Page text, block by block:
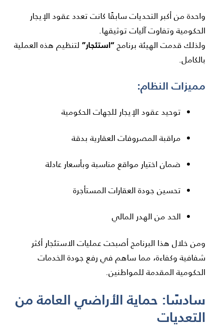
واحدة من أكبر التحديات سابقًا كانت تعدد عقود الإيجار
الحكومية وتفاوت آليات توثيقها.
ولذلك قدمت الهيئة برنامج“استئجار” لتنظيم هذه العملية
بالكامل.
مميزات النظام:
توحيد عقود الإيجار للجهات الحكومية
مراقبة المصروفات العقارية بدقة
ضمان اختيار مواقع مناسبة وبأسعار عادلة
تحسين جودة العقارات المستأجرة
الحد من الهدر المالي
ومن خلال هذا البرنامج أصبحت عمليات الاستئجار أكثر
شفافية وكفاءة، مما ساهم في رفع جودة الخدمات
الحكومية المقدمة للمواطنين.
سادسًا: حماية الأراضي العامة من
التعديات